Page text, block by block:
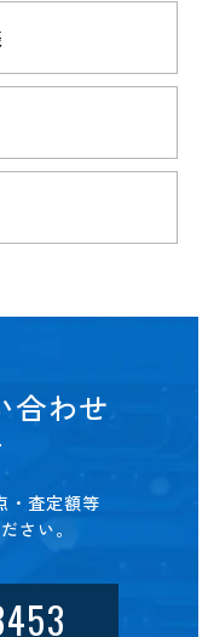
合わせ
・査定額等
さい。